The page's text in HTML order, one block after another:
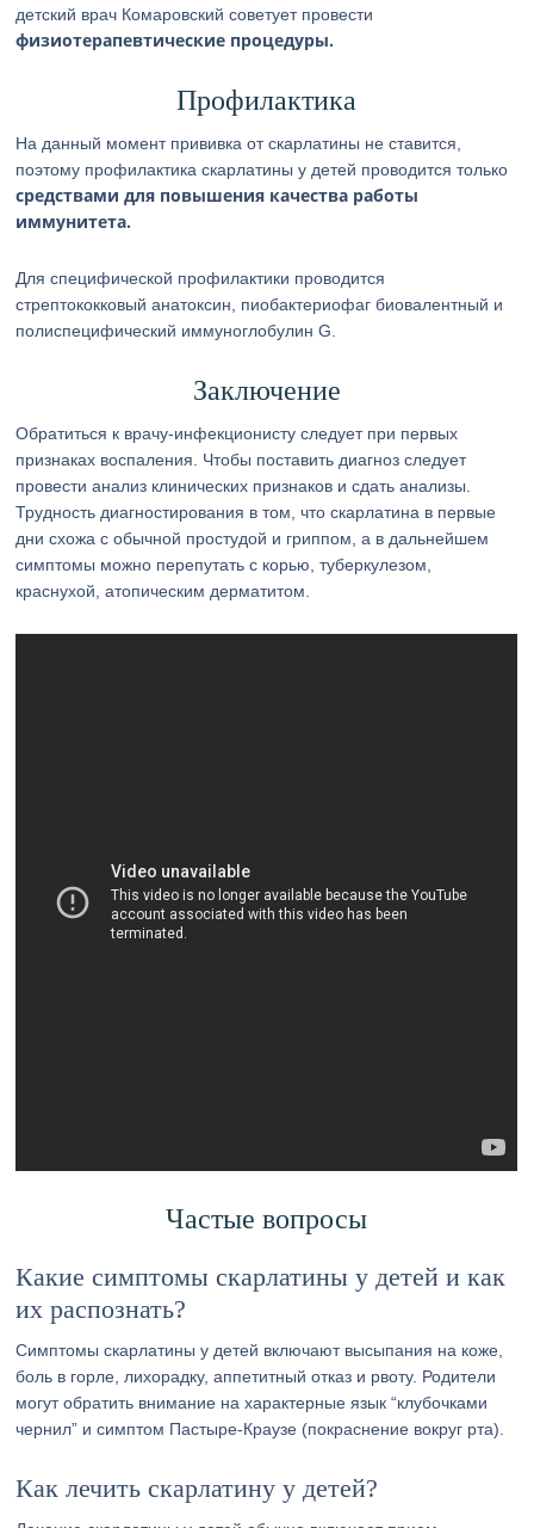
детский врач Комаровский советует провести
физиотерапевтические процедуры.
Профилактика
На данный момент прививка от скарлатины не ставится,
поэтому профилактика скарлатины у детей проводится только
средствами для повышения качества работы
иммунитета.
Для специфической профилактики проводится
стрептококковый анатоксин, пиобактериофаг биовалентный и
полиспецифический иммуноглобулин G.
Заключение
Обратиться к врачу-инфекционисту следует при первых
признаках воспаления. Чтобы поставить диагноз следует
провести анализ клинических признаков и сдать анализы.
Трудность диагностирования в том, что скарлатина в первые
дни схожа с обычной простудой и гриппом, а в дальнейшем
симптомы можно перепутать с корью, туберкулезом,
краснухой, атопическим дерматитом.
Частые вопросы
Какие симптомы скарлатины у детей и как
их распознать?
Симптомы скарлатины у детей включают высыпания на коже,
боль в горле, лихорадку, аппетитный отказ и рвоту. Родители
могут обратить внимание на характерные язык “клубочками
чернил” и симптом Пастыре-Краузе (покраснение вокруг рта).
Как лечить скарлатину у детей?